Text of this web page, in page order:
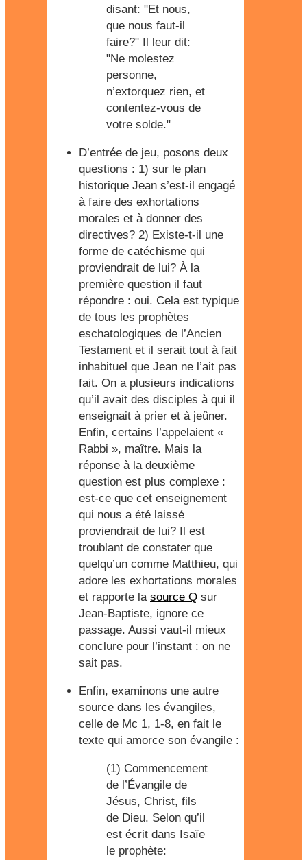
disant: "Et nous,
que nous faut-il
faire?" Il leur dit:
"Ne molestez
personne,
n’extorquez rien, et
contentez-vous de
votre solde."
D’entrée de jeu, posons deux
questions : 1) sur le plan
historique Jean s’est-il engagé
à faire des exhortations
morales et à donner des
directives? 2) Existe-t-il une
forme de catéchisme qui
proviendrait de lui? À la
première question il faut
répondre : oui. Cela est typique
de tous les prophètes
eschatologiques de l’Ancien
Testament et il serait tout à fait
inhabituel que Jean ne l’ait pas
fait. On a plusieurs indications
qu’il avait des disciples à qui il
enseignait à prier et à jeûner.
Enfin, certains l’appelaient «
Rabbi », maître. Mais la
réponse à la deuxième
question est plus complexe :
est-ce que cet enseignement
qui nous a été laissé
proviendrait de lui? Il est
troublant de constater que
quelqu’un comme Matthieu, qui
adore les exhortations morales
et rapporte la source Q sur
Jean-Baptiste, ignore ce
passage. Aussi vaut-il mieux
conclure pour l’instant : on ne
sait pas.
Enfin, examinons une autre
source dans les évangiles,
celle de Mc 1, 1-8, en fait le
texte qui amorce son évangile :
(1) Commencement
de l’Évangile de
Jésus, Christ, fils
de Dieu. Selon qu’il
est écrit dans Isaïe
le prophète: